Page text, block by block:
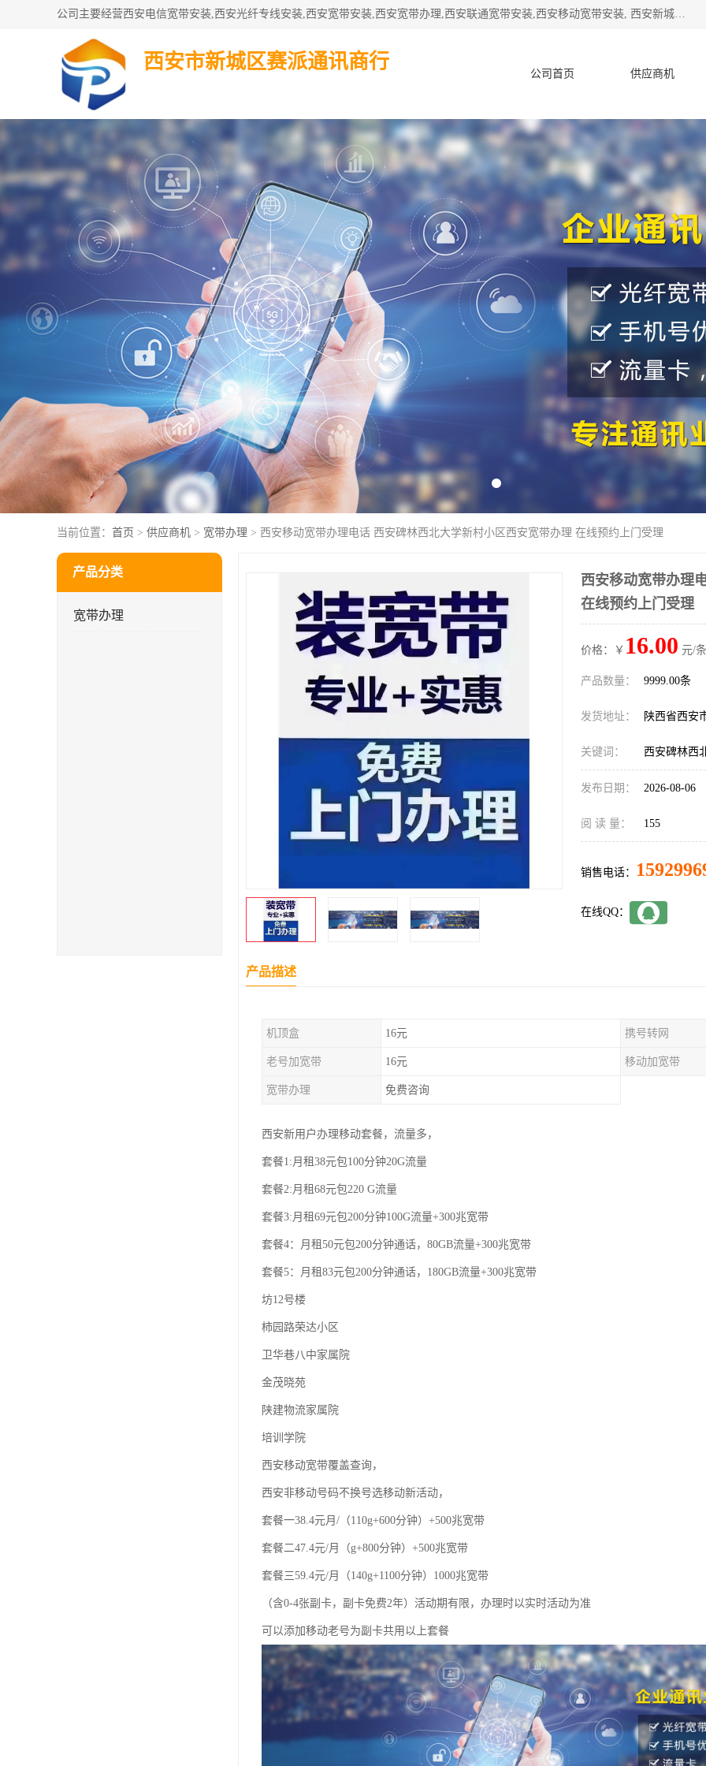
公司主要经营西安电信宽带安装,西安光纤专线安装,西安宽带安装,西安宽带办理,西安联通宽带安装,西安移动宽带安装, 西安新城赛派通讯商行从事西安地区的联通，移动，电信宽带安装，光纤专线安装，宽带办理等业务
西安市新城区赛派通讯商行
公司首页 供应商机
产品知识 客户案例
当前位置： 首页 > 供应商机 > 宽带办理 > 西安移动宽带办理电话 西安碑林西北大学新村小区西安宽带办理 在线预约上门受理
产品分类
宽带办理
西安移动宽带办理
在线预约上门受理
价格：￥ 16.00 元/
产品数量： 9999.00条
发货地址： 陕西省西安
关键词： 西安碑林西
发布日期： 2026-08-06
阅 读 量： 155
销售电话：
在线QQ：
产品描述
机顶盒 16元 携号转网
老号加宽带 16元 移动加宽带
宽带办理 免费咨询
西安新用户办理移动套餐，流量多，
套餐1:月租38元包100分钟20G流量
套餐2:月租68元包220 G流量
套餐3:月租69元包200分钟100G流量+300兆宽带
套餐4：月租50元包200分钟通话，80GB流量+300兆宽带
套餐5：月租83元包200分钟通话，180GB流量+300兆宽带
坊12号楼
柿园路荣达小区
卫华巷八中家属院
金茂晓苑
陕建物流家属院
培训学院
西安移动宽带覆盖查询，
西安非移动号码不换号选移动新活动，
套餐一38.4元月/（110g+600分钟）+500兆宽带
套餐二47.4元/月（g+800分钟）+500兆宽带
套餐三59.4元/月（140g+1100分钟）1000兆宽带
（含0-4张副卡，副卡免费2年）活动期有限，办理时以实时活动为准
可以添加移动老号为副卡共用以上套餐